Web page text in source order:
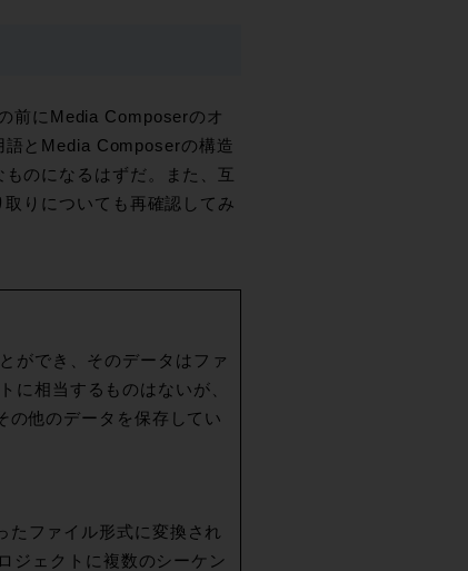
前にMedia Composerのオ
語とMedia Composerの構造
のになるはずだ。また、互
りについても再確認してみ
ができ、そのデータはファ
に相当するものはないが、
の他のデータを保存してい
ファイル形式に変換され
ジェクトに複数のシーケン